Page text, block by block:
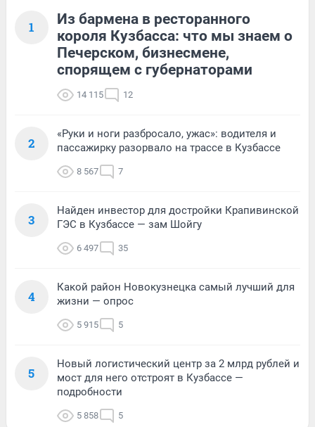
1
Из бармена в ресторанного
короля Кузбасса: что мы знаем о
Печерском, бизнесмене,
спорящем с губернаторами
14 115 12
2
«Руки и ноги разбросало, ужас»: водителя и
пассажирку разорвало на трассе в Кузбассе
8 567 7
3
Найден инвестор для достройки Крапивинской
ГЭС в Кузбассе — зам Шойгу
6 497 35
4
Какой район Новокузнецка самый лучший для
жизни — опрос
5 915 5
5
Новый логистический центр за 2 млрд рублей и
мост для него отстроят в Кузбассе —
подробности
5 858 5